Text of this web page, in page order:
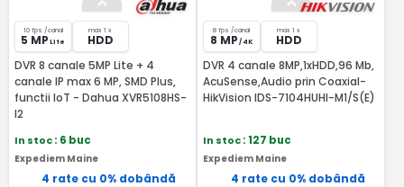
10 fps /canal
5 MP Lite
max 1 x
HDD
DVR 8 canale 5MP Lite + 4
canale IP max 6 MP, SMD Plus,
functii IoT - Dahua XVR5108HS-
I2
In stoc: 6 buc
Expediem Maine
4 rate cu 0% dobândă
8 fps /canal
8 MP / 4K
max 1 x
HDD
DVR 4 canale 8MP,1xHDD,96 Mb,
AcuSense,Audio prin Coaxial-
HikVision IDS-7104HUHI-M1/S(E)
In stoc: 127 buc
Expediem Maine
4 rate cu 0% dobândă